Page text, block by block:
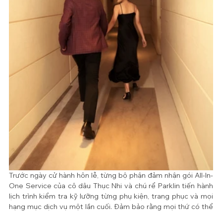
Trước ngày cử hành hôn lễ, từng bộ phận đảm nhận gói All-In-
One Service của cô dâu Thục Nhi và chú rể Parklin tiến hành
lịch trình kiểm tra kỹ lưỡng từng phụ kiện, trang phục và mọi
hạng mục dịch vụ một lần cuối. Đảm bảo rằng mọi thứ có thể